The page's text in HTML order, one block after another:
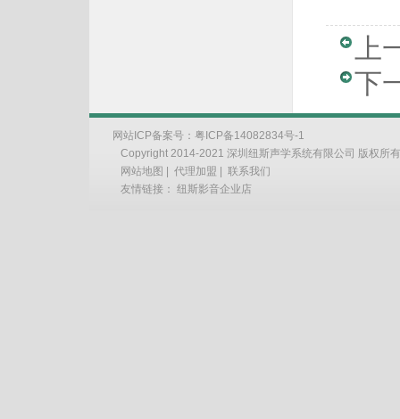
下
网站ICP备案号： 粤ICP备14082834号-1
Copyright 2014-2021 深圳纽斯声学系统有限公司 版权所有
网站地图
代理加盟
联系我们
友情链接： 纽斯影音企业店